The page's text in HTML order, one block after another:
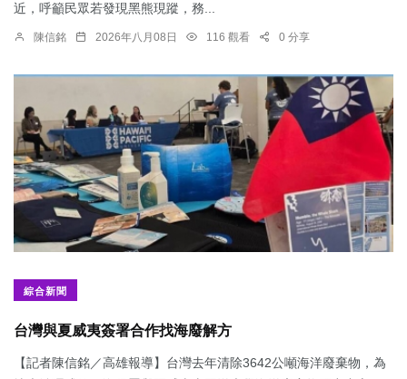
近，呼籲民眾若發現黑熊現蹤，務...
陳信銘 2026年八月08日 116 觀看 0 分享
綜合新聞
台灣與夏威夷簽署合作找海廢解方
【記者陳信銘／高雄報導】台灣去年清除3642公噸海洋廢棄物，為